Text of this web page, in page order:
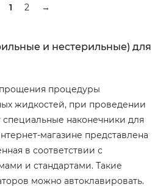
1 2 →
и нестерильные) для
процедуры
жидкостей, при проведении
специальные наконечники для
магазине представлена
в соответствии с
и стандартами. Такие
можно автоклавировать.